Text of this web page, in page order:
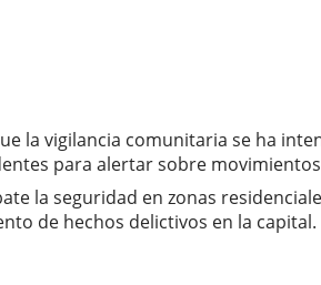
la vigilancia comunitaria se ha
para alertar sobre
la seguridad en zonas
de hechos delictivos en la capital.